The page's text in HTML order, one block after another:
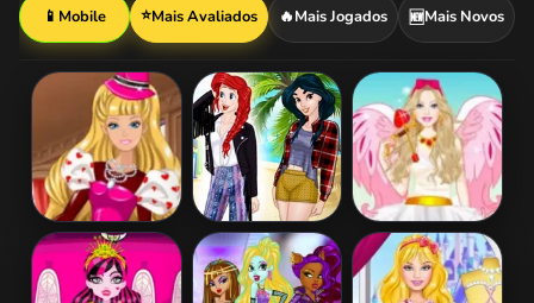
📱 Mobile ⭐Mais Avaliados 🔥Mais Jogados 🆕Mais Novos
Barbie's
Valentine's
Patchwork
Princess
Coachella Style
Dress 1
Barbie Love
Dress Up